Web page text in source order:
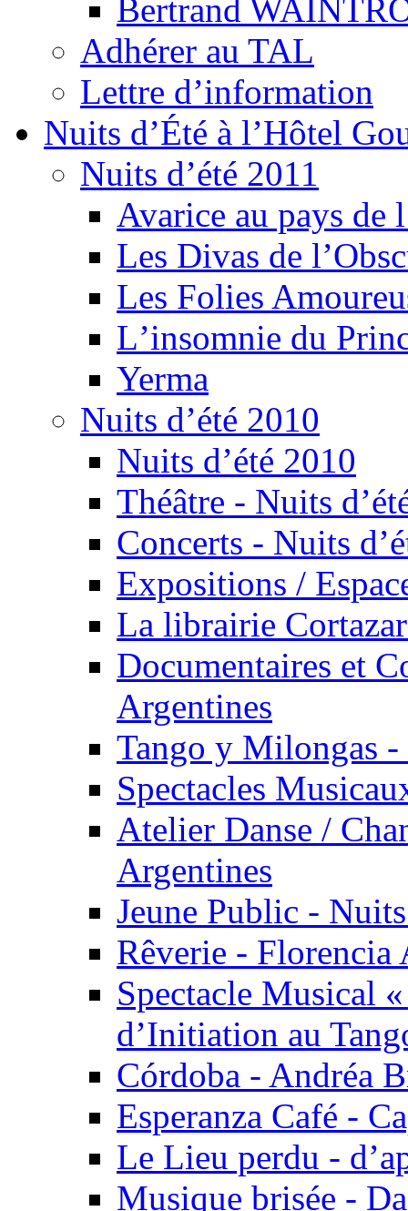
Bertrand
Adhérer au TAL
Lettre d’information
Nuits d’Été à l’Hôtel
Nuits d’été 2011
Avarice au pays de
Les Divas de
Les Folies
Lʼinsomnie du
Yerma
Nuits d’été 2010
Nuits d’été 2010
Théâtre - Nuits
Concerts - Nuits
Expositions /
La librairie
Documentaires et
Argentines
Tango y Milongas -
Spectacles
Atelier Danse /
Argentines
Jeune Public -
Rêverie - Florencia
Spectacle Musical
d’Initiation au
Córdoba - Andréa
Esperanza Café -
Le Lieu perdu -
Musique brisée -